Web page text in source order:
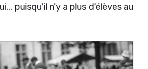
puisqu'il n'y a plus d'élèves au